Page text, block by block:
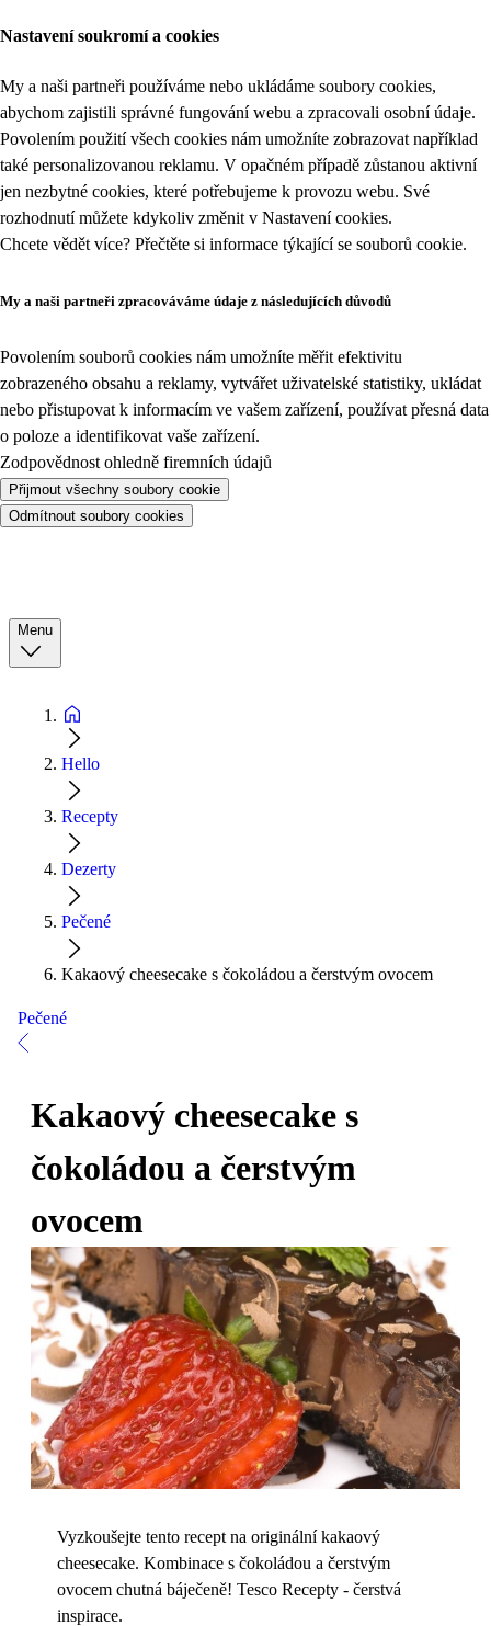
Nastavení soukromí a cookies
My a naši partneři používáme nebo ukládáme soubory cookies,
abychom zajistili správné fungování webu a zpracovali osobní údaje.
Povolením použití všech cookies nám umožníte zobrazovat například
také personalizovanou reklamu. V opačném případě zůstanou aktivní
jen nezbytné cookies, které potřebujeme k provozu webu. Své
rozhodnutí můžete kdykoliv změnit v Nastavení cookies.
Chcete vědět více? Přečtěte si informace týkající se souborů cookie.
My a naši partneři zpracováváme údaje z následujících důvodů
Povolením souborů cookies nám umožníte měřit efektivitu
zobrazeného obsahu a reklamy, vytvářet uživatelské statistiky, ukládat
nebo přistupovat k informacím ve vašem zařízení, používat přesná data
o poloze a identifikovat vaše zařízení.
Zodpovědnost ohledně firemních údajů
Přijmout všechny soubory cookie
Odmítnout soubory cookies
Menu
Hello
Recepty
Dezerty
Pečené
Kakaový cheesecake s čokoládou a čerstvým ovocem
Pečené
Kakaový cheesecake s
čokoládou a čerstvým
ovocem
Vyzkoušejte tento recept na originální kakaový
cheesecake. Kombinace s čokoládou a čerstvým
ovocem chutná báječeně! Tesco Recepty - čerstvá
inspirace.